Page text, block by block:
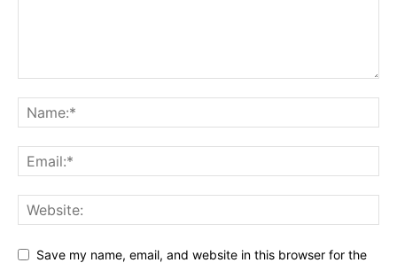
Save my name, email, and website in this browser for the